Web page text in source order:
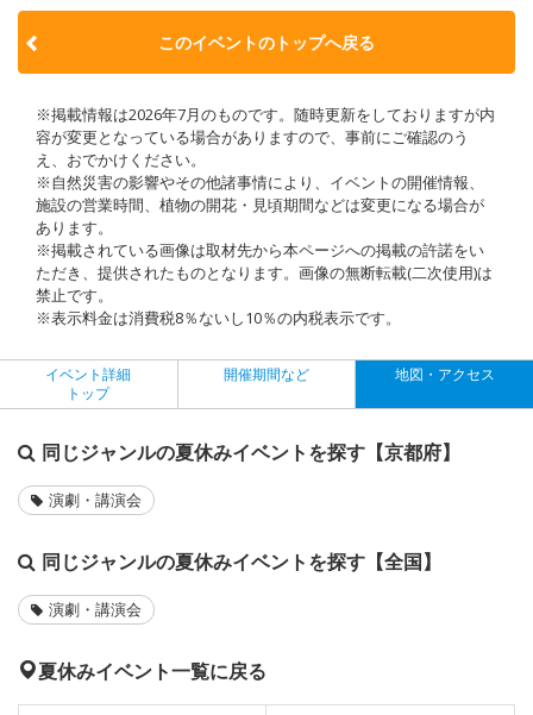
このイベントのトップへ戻る
※掲載情報は2026年7月のものです。随時更新をしておりますが内
容が変更となっている場合がありますので、事前にご確認のう
え、おでかけください。
※自然災害の影響やその他諸事情により、イベントの開催情報、
施設の営業時間、植物の開花・見頃期間などは変更になる場合が
あります。
※掲載されている画像は取材先から本ページへの掲載の許諾をい
ただき、提供されたものとなります。画像の無断転載(二次使用)は
禁止です。
※表示料金は消費税8％ないし10％の内税表示です。
イベント詳細
トップ
開催期間など 地図・アクセス
同じジャンルの夏休みイベントを探す【京都府】
演劇・講演会
同じジャンルの夏休みイベントを探す【全国】
演劇・講演会
夏休みイベント一覧に戻る